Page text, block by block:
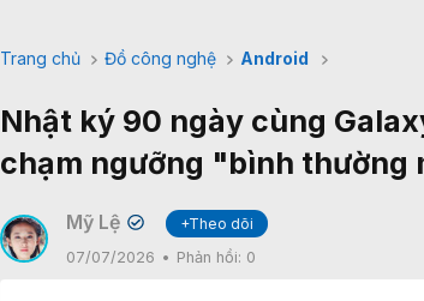
Trang chủ Đồ công nghệ Android
Nhật ký 90 ngày cùng
chạm ngưỡng "bình thường
Mỹ Lệ ✔
+Theo dõi
07/07/2026
Phản hồi: 0